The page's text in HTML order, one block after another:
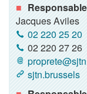
Jacques Aviles
02 220 25 20
02 220 27 26
sjtn.brussels